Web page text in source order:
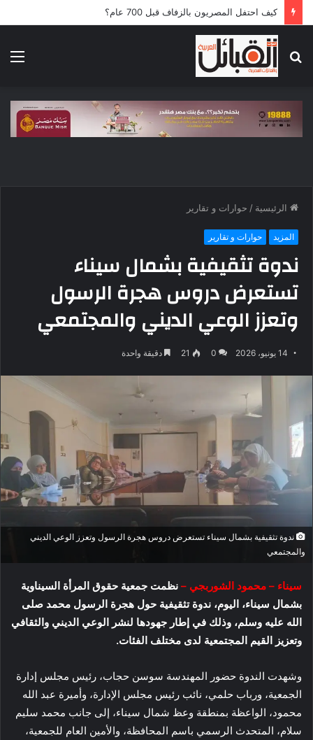
كيف احتفل المصريون بالزفاف قبل 700 عام؟
عن
الرئيسية / حوارات و تقارير
المزيد حوارات و تقارير
ندوة تثقيفية بشمال سيناء
تستعرض دروس هجرة الرسول
وتعزز الوعي الديني والمجتمعي
14 يونيو، 2026 0
21 دقيقة واحدة
ندوة تثقيفية بشمال سيناء تستعرض دروس هجرة الرسول وتعزز الوعي الديني
والمجتمعي
سيناء – محمود الشوربجي – نظمت جمعية حقوق المرأة السيناوية
بشمال سيناء، اليوم، ندوة تثقيفية حول هجرة الرسول محمد صلى
الله عليه وسلم، وذلك في إطار جهودها لنشر الوعي الديني والثقافي
وتعزيز القيم المجتمعية لدى مختلف الفئات.
وشهدت الندوة حضور المهندسة سوسن حجاب، رئيس مجلس إدارة
الجمعية، ورباب حلمي، نائب رئيس مجلس الإدارة، وأميرة عبد الله
محمود، الواعظة بمنطقة وعظ شمال سيناء، إلى جانب محمد سليم
سلام، المتحدث الرسمي باسم المحافظة، والأمين العام للجمعية،